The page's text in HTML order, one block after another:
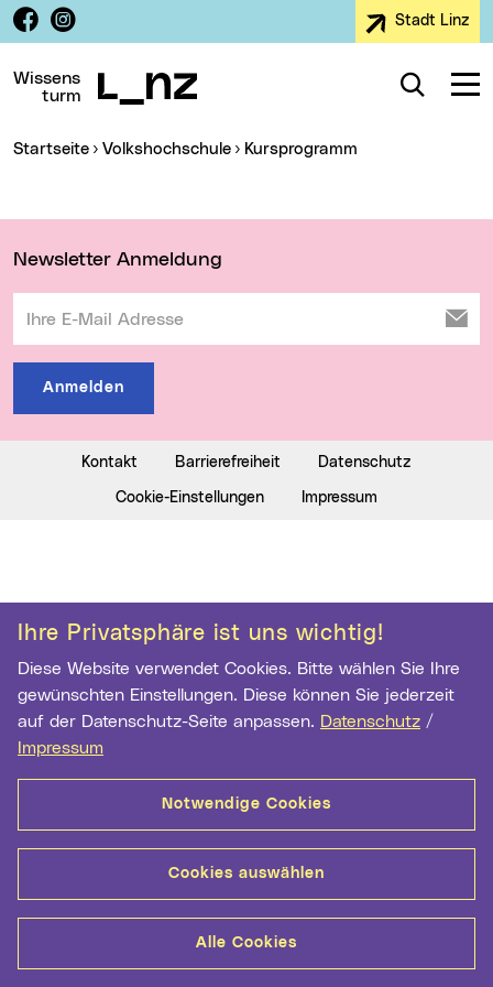
Zur Navigation
Zum Inhalt
Zur Suche
Ihre Privatsphäre ist uns wichtig!
Diese Website verwendet Cookies. Bitte wählen Sie Ihre
gewünschten Einstellungen. Diese können Sie jederzeit
auf der Datenschutz-Seite anpassen. Datenschutz /
Impressum
Notwendige Cookies
Cookies auswählen
Alle Cookies
Facebook
Instagram Stadt Linz
Wissens
turm
Suche
Sie sind hier:
Startseite Volkshochschule Kursprogramm
Newsletter Anmeldung
Anmelden
Kontakt Barrierefreiheit Datenschutz
Cookie-Einstellungen Impressum